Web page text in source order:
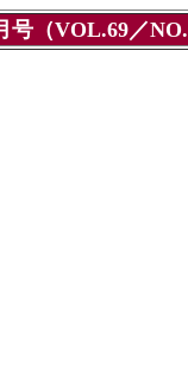
号（VOL.69／